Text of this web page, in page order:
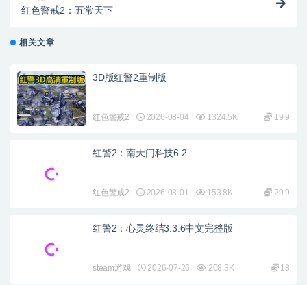
红色警戒2：五常天下
相关文章
3D版红警2重制版
红色警戒2 2026-08-04 1324.5K 19.9
红警2：南天门科技6.2
红色警戒2 2026-08-01 153.8K 29.9
红警2：心灵终结3.3.6中文完整版
steam游戏 2026-07-26 208.3K 18